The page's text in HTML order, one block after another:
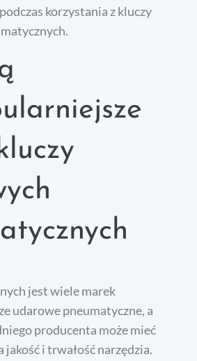
korzystania z kluczy
jest wiele marek
udarowe pneumatyczne, a
producenta może mieć
i trwałość narzędzia.